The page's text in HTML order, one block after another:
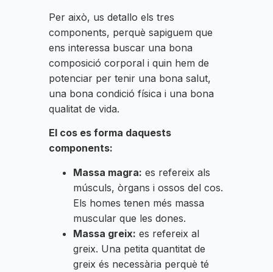
Per això, us detallo els tres
components, perquè sapiguem que
ens interessa buscar una bona
composició corporal i quin hem de
potenciar per tenir una bona salut,
una bona condició física i una bona
qualitat de vida.
El cos es forma daquests
components:
Massa magra: es refereix als
músculs, òrgans i ossos del cos.
Els homes tenen més massa
muscular que les dones.
Massa greix: es refereix al
greix. Una petita quantitat de
greix és necessària perquè té